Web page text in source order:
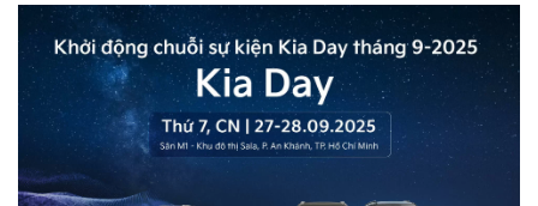
triển thương hiệu Kia tại Việt Nam trong giai đoạn mới.